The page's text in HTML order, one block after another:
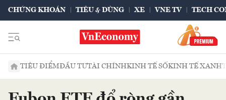
CHỨNG KHOÁN TIÊU & DÙNG XE VNE TV TECH
TIÊU ĐIỂMĐẦU TƯTÀI CHÍNHKINH TẾ SỐKINH TẾ XANH